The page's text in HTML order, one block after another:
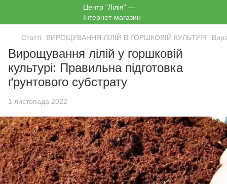
Статті ВИРОЩУВАННЯ ЛІЛІЙ В ГОРШКОВІЙ КУЛЬТУРІ
Вирощування лілій у горшковій
культурі: Правильна підготовка
ґрунтового субстрату
1 листопада 2022